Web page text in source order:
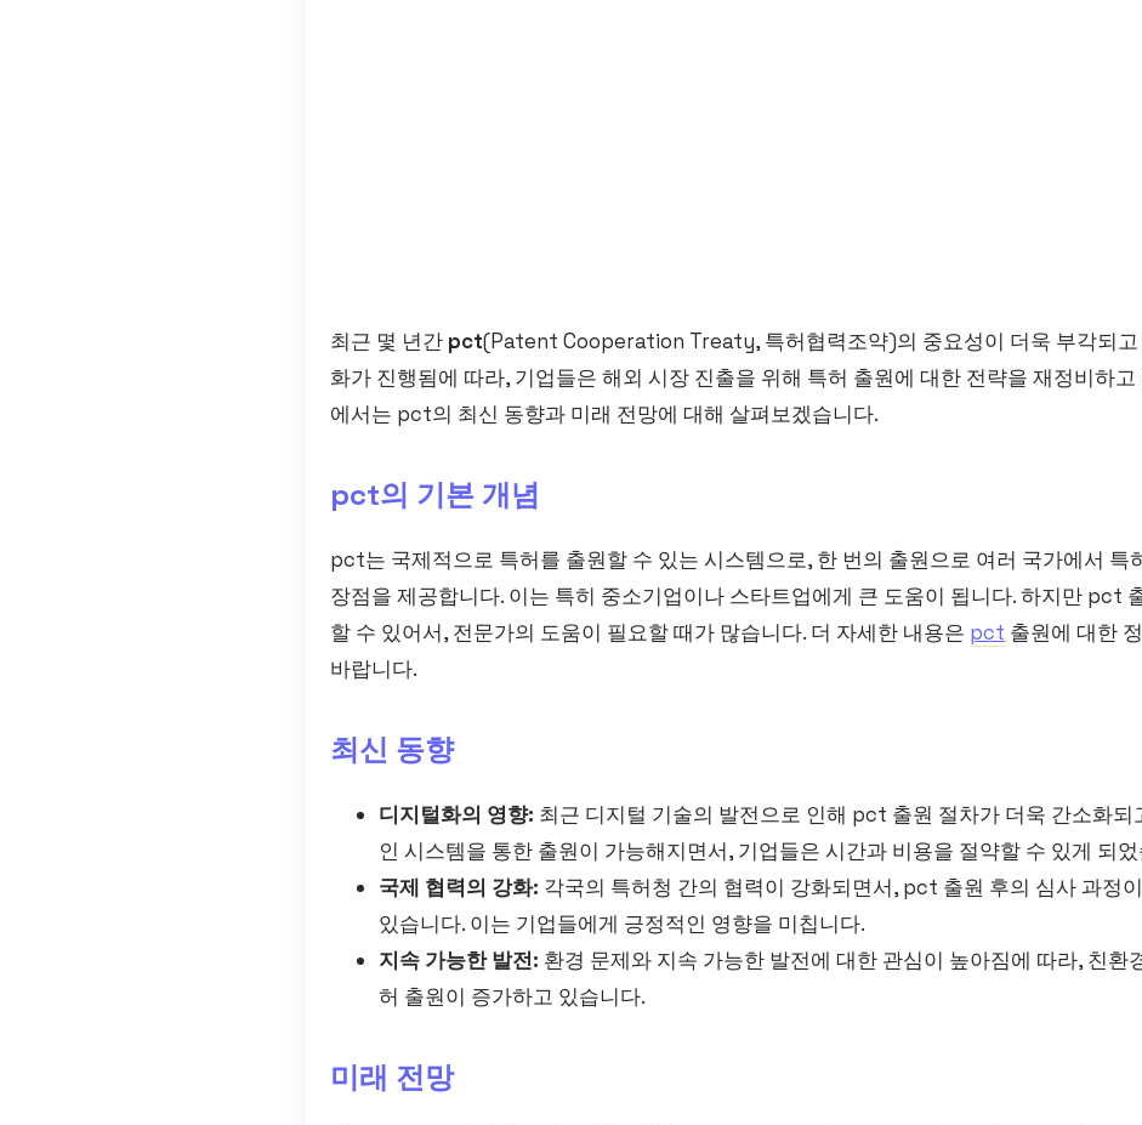
최근 몇 년간 pct(Patent Cooperation Treaty, 특허협력조약)의 중요성이 더욱 부각되고
화가 진행됨에 따라, 기업들은 해외 시장 진출을 위해 특허 출원에 대한 전략을 재정비하고
에서는 pct의 최신 동향과 미래 전망에 대해 살펴보겠습니다.
pct의 기본 개념
pct는 국제적으로 특허를 출원할 수 있는 시스템으로, 한 번의 출원으로 여러 국가에서 특
장점을 제공합니다. 이는 특히 중소기업이나 스타트업에게 큰 도움이 됩니다. 하지만 pct
할 수 있어서, 전문가의 도움이 필요할 때가 많습니다. 더 자세한 내용은 pct 출원에 대한
바랍니다.
최신 동향
디지털화의 영향: 최근 디지털 기술의 발전으로 인해 pct 출원 절차가 더욱 간소화되
인 시스템을 통한 출원이 가능해지면서, 기업들은 시간과 비용을 절약할 수 있게 되
국제 협력의 강화: 각국의 특허청 간의 협력이 강화되면서, pct 출원 후의 심사 과정
있습니다. 이는 기업들에게 긍정적인 영향을 미칩니다.
지속 가능한 발전: 환경 문제와 지속 가능한 발전에 대한 관심이 높아짐에 따라, 친환
허 출원이 증가하고 있습니다.
미래 전망